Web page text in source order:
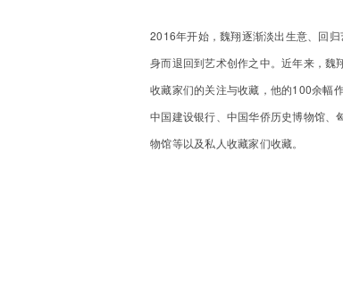
2016年开始，魏翔逐渐淡出生意、回
身而退回到艺术创作之中。近年来，魏
收藏家们的关注与收藏，他的100余幅
中国建设银行、中国华侨历史博物馆、
物馆等以及私人收藏家们收藏。